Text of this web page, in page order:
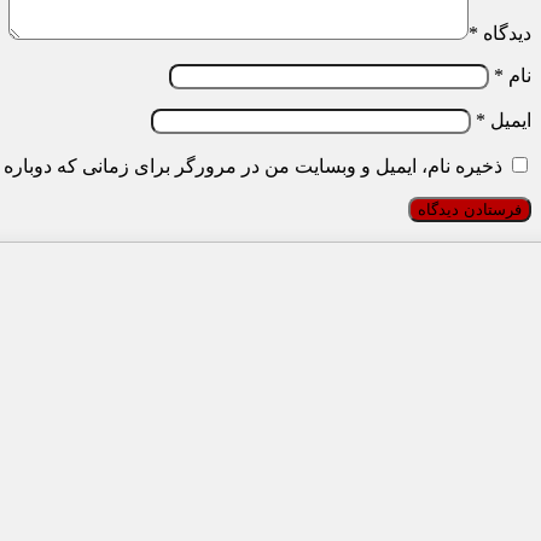
دیدگاه *
نام *
ایمیل *
ذخیره نام، ایمیل و وبسایت من در مرورگر برای زمانی که